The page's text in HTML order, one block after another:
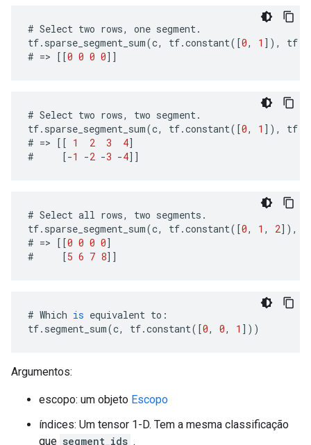
# Select two rows, one segment.
tf. sparse_segment_sum(c, tf.constant([0, 1 ]), tf
# => [[0 0 0 0]]
# Select two rows, two segment.
tf. sparse_segment_sum(c, tf.constant([0, 1 ]), tf
# => [[ 1 2 3 4]
#
[-1 -2 -3 -4]]
# Select all rows, two segments .
tf. sparse_segment_sum(c, tf.constant([0, 1 , 2]),
# => [[0 0 0 0]
#
[5 6 7 8]]
# Which is equivalent to :
tf. segment_sum(c, tf.constant([0, 0, 1 ]))
Argumentos:
escopo: um objeto Escopo
índices: Um tensor 1-D. Tem a mesma classificação
que segment_ids .